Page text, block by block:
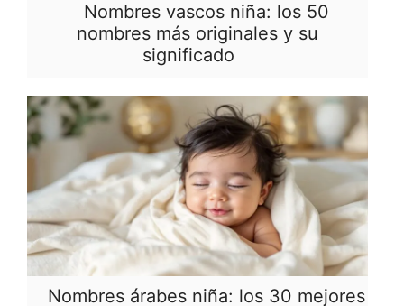
Nombres vascos niña: los 50
nombres más originales y su
significado
Nombres árabes niña: los 30 mejores